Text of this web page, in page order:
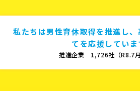
私たちは男性育休取得を推進し
てを応援していま
推進企業 1,726社（R8.7月